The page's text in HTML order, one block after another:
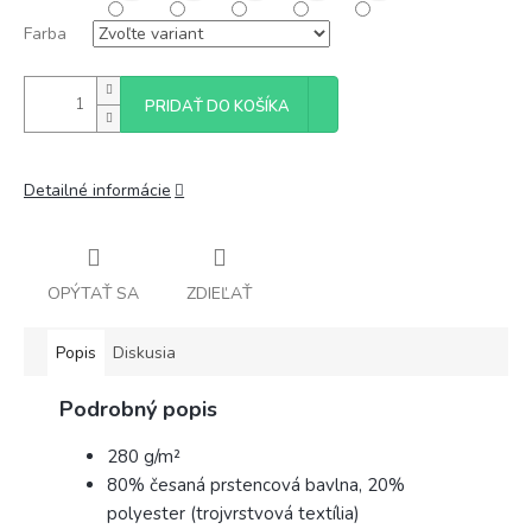
Farba
PRIDAŤ DO KOŠÍKA
Detailné informácie
OPÝTAŤ SA ZDIEĽAŤ
Popis Diskusia
Podrobný popis
280 g/m²
80% česaná prstencová bavlna, 20%
polyester (trojvrstvová textília)